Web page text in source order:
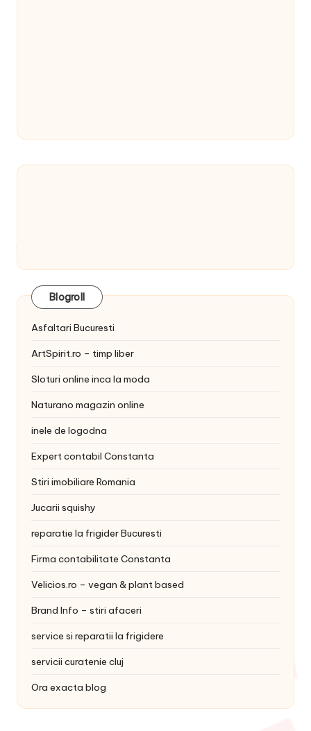
Blogroll
Asfaltari Bucuresti
ArtSpirit.ro – timp liber
Sloturi online inca la moda
Naturano magazin online
inele de logodna
Expert contabil Constanta
Stiri imobiliare Romania
Jucarii squishy
reparatie la frigider Bucuresti
Firma contabilitate Constanta
Velicios.ro – vegan & plant based
Brand Info – stiri afaceri
service si reparatii la frigidere
servicii curatenie cluj
Ora exacta blog